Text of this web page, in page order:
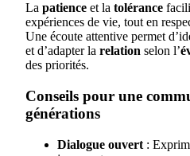
La patience et la tolérance
expériences de vie, tout en
Une écoute attentive permet
et d’adapter la relation selon l’
des priorités.
Conseils pour une
générations
Dialogue ouvert :